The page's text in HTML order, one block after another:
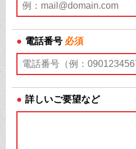
● 電話番号 必須
● 詳しいご要望など